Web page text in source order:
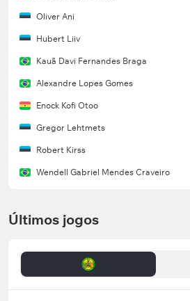
Oliver Ani
Hubert Liiv
Kauã Davi Fernandes Braga
Alexandre Lopes Gomes
Enock Kofi Otoo
Gregor Lehtmets
Robert Kirss
Wendell Gabriel Mendes Craveiro
Últimos jogos